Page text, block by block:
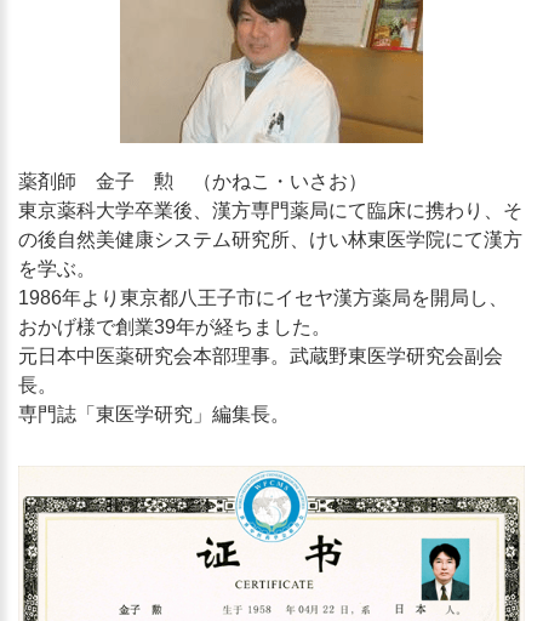
薬剤師 金子 勲 （かねこ・いさお）
東京薬科大学卒業後、漢方専門薬局にて臨床に携わり、そ
の後自然美健康システム研究所、けい林東医学院にて漢方
を学ぶ。
1986年より東京都八王子市にイセヤ漢方薬局を開局し、
おかげ様で創業39年が経ちました。
元日本中医薬研究会本部理事。武蔵野東医学研究会副会
長。
専門誌「東医学研究」編集長。